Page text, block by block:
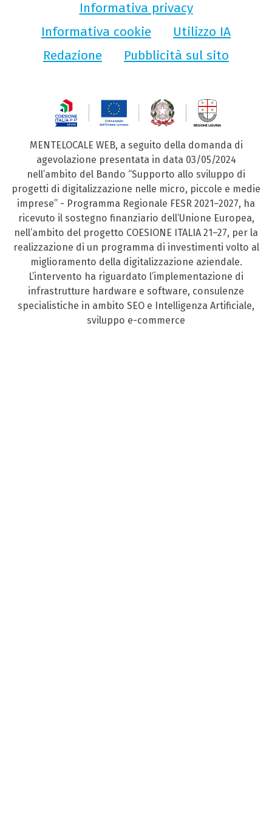
Informativa privacy
Informativa cookie
Utilizzo IA
Redazione
Pubblicità sul sito
MENTELOCALE WEB, a seguito della domanda di
agevolazione presentata in data 03/05/2024
nell’ambito del Bando “Supporto allo sviluppo di
progetti di digitalizzazione nelle micro, piccole e medie
imprese” - Programma Regionale FESR 2021–2027, ha
ricevuto il sostegno finanziario dell’Unione Europea,
nell’ambito del progetto COESIONE ITALIA 21–27, per la
realizzazione di un programma di investimenti volto al
miglioramento della digitalizzazione aziendale.
L’intervento ha riguardato l’implementazione di
infrastrutture hardware e software, consulenze
specialistiche in ambito SEO e Intelligenza Artificiale,
sviluppo e-commerce